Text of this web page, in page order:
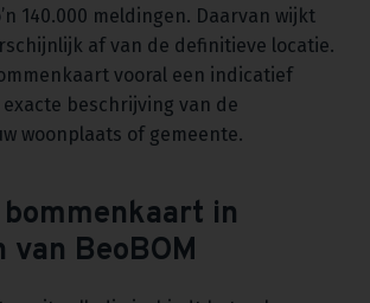
140.000 meldingen. Daarvan wijkt
af van de definitieve locatie.
vooral een indicatief
beschrijving van de
woonplaats of gemeente.
in
van BeoBOM